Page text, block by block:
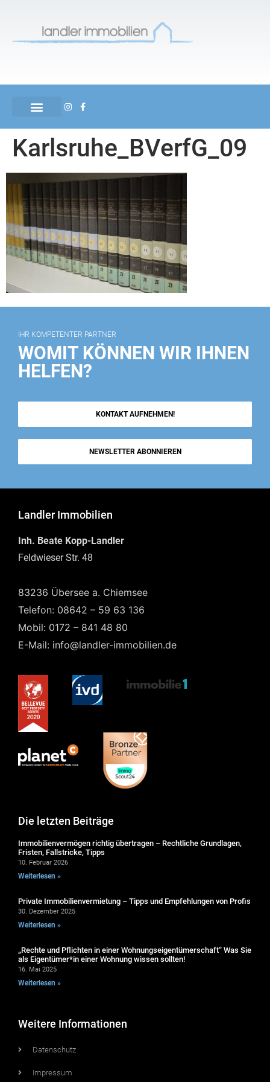
Karlsruhe_BVerfG_09
IHR KOMPETENTER PARTNER
WOMIT KÖNNEN WIR IHNEN
HELFEN?
KONTAKT AUFNEHMEN!
NEWSLETTER ABONNIEREN
Landler Immobilien
Inh. Beate Kopp-Landler
Feldwieser Str. 48
83236 Übersee a. Chiemsee
Telefon: 08642 – 59 63 136
Mobil: 0172 – 841 48 80
E-Mail: info@landler-immobilien.de
Die letzten Beiträge
Immobilienvermögen richtig übertragen – Rechtliche Grundlagen,
Fristen, Fallstricke, Tipps
10. Februar 2026
Weiterlesen »
Private Immobilienvermietung – Tipps und Empfehlungen von Profis
30. Dezember 2025
Weiterlesen »
„Rechte und Pflichten in einer Wohnungseigentümerschaft“ Was Sie
als Eigentümer*in einer Wohnung wissen sollten!
16. Mai 2025
Weiterlesen »
Weitere Informationen
Datenschutz
Impressum